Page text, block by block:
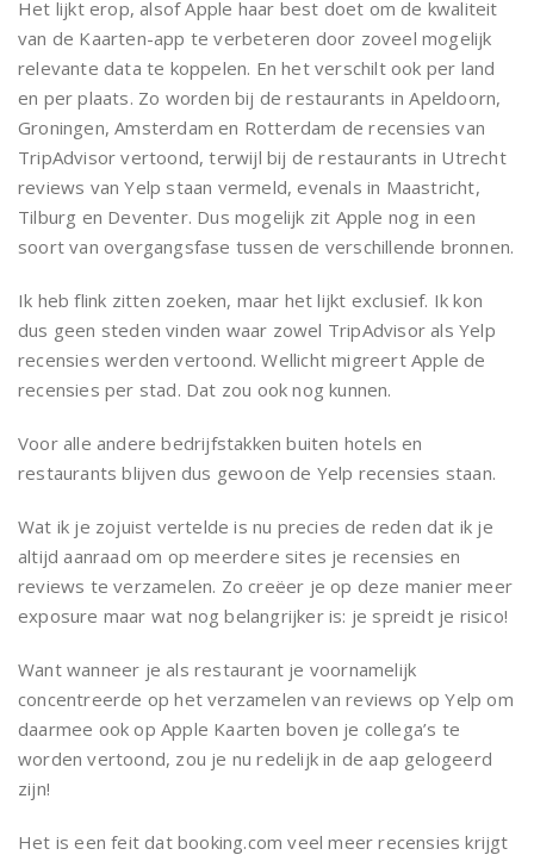
Het lijkt erop, alsof Apple haar best doet om de kwaliteit
van de Kaarten-app te verbeteren door zoveel mogelijk
relevante data te koppelen. En het verschilt ook per land
en per plaats. Zo worden bij de restaurants in Apeldoorn,
Groningen, Amsterdam en Rotterdam de recensies van
TripAdvisor vertoond, terwijl bij de restaurants in Utrecht
reviews van Yelp staan vermeld, evenals in Maastricht,
Tilburg en Deventer. Dus mogelijk zit Apple nog in een
soort van overgangsfase tussen de verschillende bronnen.
Ik heb flink zitten zoeken, maar het lijkt exclusief. Ik kon
dus geen steden vinden waar zowel TripAdvisor als Yelp
recensies werden vertoond. Wellicht migreert Apple de
recensies per stad. Dat zou ook nog kunnen.
Voor alle andere bedrijfstakken buiten hotels en
restaurants blijven dus gewoon de Yelp recensies staan.
Wat ik je zojuist vertelde is nu precies de reden dat ik je
altijd aanraad om op meerdere sites je recensies en
reviews te verzamelen. Zo creëer je op deze manier meer
exposure maar wat nog belangrijker is: je spreidt je risico!
Want wanneer je als restaurant je voornamelijk
concentreerde op het verzamelen van reviews op Yelp om
daarmee ook op Apple Kaarten boven je collega’s te
worden vertoond, zou je nu redelijk in de aap gelogeerd
zijn!
Het is een feit dat booking.com veel meer recensies krijgt